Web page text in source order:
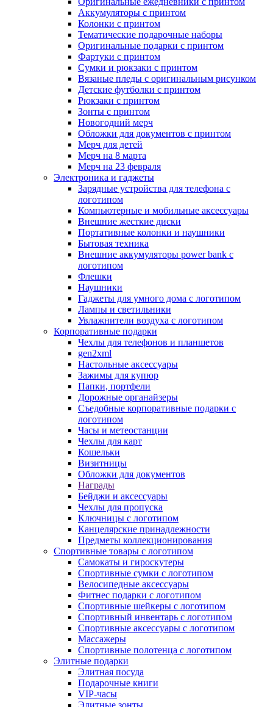
Аккумуляторы с принтом
Колонки с принтом
Тематические подарочные наборы
Оригинальные подарки с принтом
Фартуки с принтом
Сумки и рюкзаки с принтом
Вязаные пледы с оригинальным рисунком
Детские футболки с принтом
Рюкзаки с принтом
Зонты с принтом
Новогодний мерч
Обложки для документов с принтом
Мерч для детей
Мерч на 8 марта
Мерч на 23 февраля
Электроника и гаджеты
Зарядные устройства для телефона с
логотипом
Компьютерные и мобильные аксессуары
Внешние жесткие диски
Портативные колонки и наушники
Бытовая техника
Внешние аккумуляторы power bank с
логотипом
Флешки
Наушники
Гаджеты для умного дома с логотипом
Лампы и светильники
Увлажнители воздуха с логотипом
Корпоративные подарки
Чехлы для телефонов и планшетов
gen2xml
Настольные аксессуары
Зажимы для купюр
Папки, портфели
Дорожные органайзеры
Съедобные корпоративные подарки с
логотипом
Часы и метеостанции
Чехлы для карт
Кошельки
Визитницы
Обложки для документов
Награды
Бейджи и аксессуары
Чехлы для пропуска
Ключницы с логотипом
Канцелярские принадлежности
Предметы коллекционирования
Спортивные товары с логотипом
Самокаты и гироскутеры
Спортивные сумки с логотипом
Велосипедные аксессуары
Фитнес подарки с логотипом
Спортивные шейкеры с логотипом
Спортивный инвентарь с логотипом
Спортивные аксессуары с логотипом
Массажеры
Спортивные полотенца с логотипом
Элитные подарки
Элитная посуда
Подарочные книги
VIP-часы
Элитные зонты